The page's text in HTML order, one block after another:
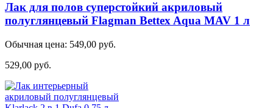
Лак для полов суперстойкий акриловый
полуглянцевый Flagman Bettex Aqua MAV 1 л
Обычная цена: 549,00 руб.
529,00 руб.